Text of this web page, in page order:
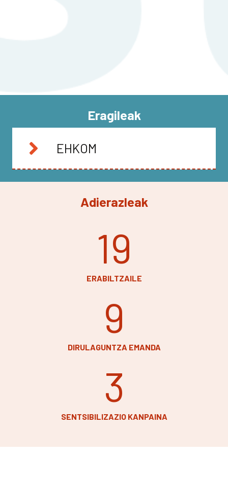
Eragileak
EHKOM
Adierazleak
19
ERABILTZAILE
9
DIRULAGUNTZA EMANDA
3
SENTSIBILIZAZIO KANPAINA